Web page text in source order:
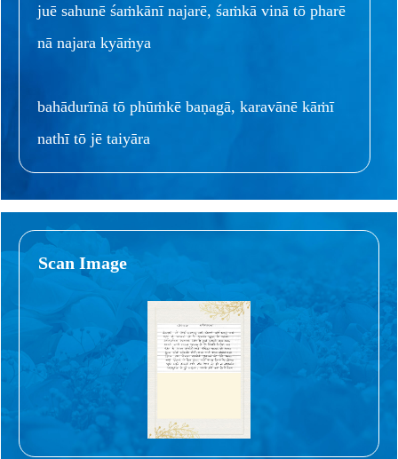
juē sahunē śaṁkānī najarē, śaṁkā vinā tō pharē
nā najara kyāṁya
bahādurīnā tō phūṁkē baṇagā, karavānē kāṁī
nathī tō jē taiyāra
Scan Image